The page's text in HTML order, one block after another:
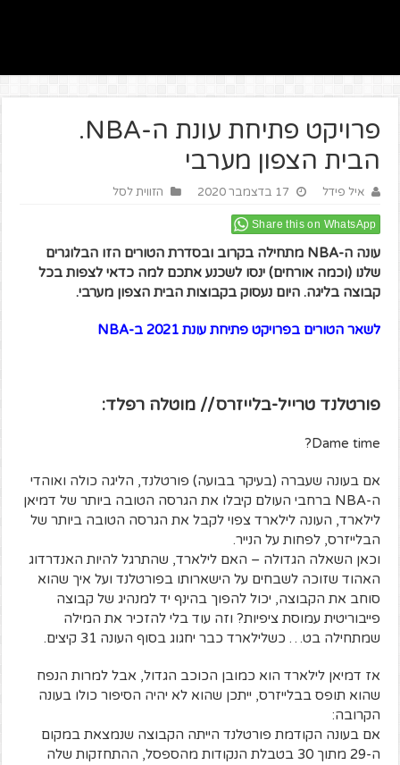
פרויקט פתיחת עונת ה-NBA.
הבית הצפון מערבי
איל פידל 17 בדצמבר 2020 הזווית לסל
Share this on WhatsApp
עונה ה-NBA מתחילה בקרוב ובסדרת הטורים הזו הבלוגרים
שלנו (וכמה אורחים) ינסו לשכנע אתכם למה כדאי לצפות בכל
קבוצה בליגה. היום נעסוק בקבוצות הבית הצפון מערבי.
לשאר הטורים בפרויקט פתיחת עונת 2021 ב-NBA
פורטלנד טרייל-בלייזרס // מוטלה רפלד:
Dame time?
אם בעונה שעברה (בעיקר בבועה) פורטלנד, הליגה כולה ואוהדי
ה-NBA ברחבי העולם קיבלו את הגרסה הטובה ביותר של דמיאן
לילארד, העונה לילארד צפוי לקבל את הגרסה הטובה ביותר של
הבלייזרס, לפחות על הנייר.
וכאן השאלה הגדולה – האם לילארד, שהתרגל להיות האנדרדוג
האהוד שזוכה לשבחים על הישארותו בפורטלנד ועל איך שהוא
סוחב את הקבוצה, יכול להפוך בהינף יד למנהיג של קבוצה
פייבוריטית עמוסת ציפיות? וזה עוד בלי להזכיר את המילה
שמתחילה בט… כשלילארד כבר יחגוג בסוף העונה 31 קיצים.
אז דמיאן לילארד הוא כמובן הכוכב הגדול, אבל למרות הנפח
שהוא תופס בבלייזרס, ייתכן שהוא לא יהיה הסיפור כולו בעונה
הקרובה:
אם בעונה הקודמת פורטלנד הייתה הקבוצה שנמצאת במקום
ה-29 מתוך 30 בטבלת הנקודות מהספסל, ההתחזקות שלה